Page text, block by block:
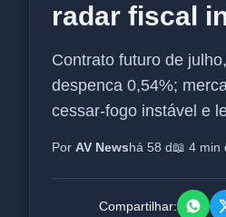
radar fiscal
Contrato futuro de
despenca 0,54%;
cessar-fogo instável e
Por AV Newshá 58 d📖 4 min
Compartilhar: